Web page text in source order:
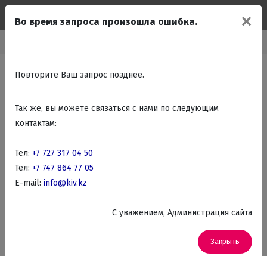
✕
Во время запроса произошла ошибка.
Повторите Ваш запрос позднее.
Так же, вы можете связаться с нами по следующим
контактам:
Тел: +7 727 317 04 50
Тел: +7 747 864 77 05
E-mail: info@kiv.kz
C уважением, Администрация сайта
Закрыть